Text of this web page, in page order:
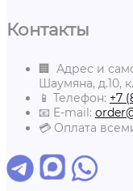
Контакты
🏢 Адрес и
Шаумяна, д.10,
📱 Телефон: +7
📧 E-mail:
💳 Оплата